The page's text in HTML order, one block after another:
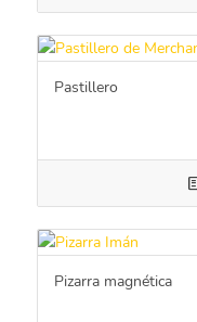
Pastillero
Pizarra magnética